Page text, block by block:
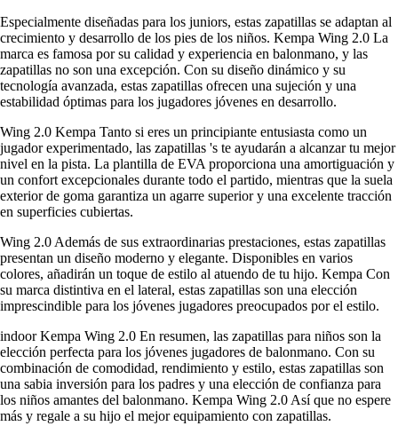
Especialmente diseñadas para los juniors, estas zapatillas se adaptan al
crecimiento y desarrollo de los pies de los niños. Kempa Wing 2.0 La
marca es famosa por su calidad y experiencia en balonmano, y las
zapatillas no son una excepción. Con su diseño dinámico y su
tecnología avanzada, estas zapatillas ofrecen una sujeción y una
estabilidad óptimas para los jugadores jóvenes en desarrollo.
Wing 2.0 Kempa Tanto si eres un principiante entusiasta como un
jugador experimentado, las zapatillas 's te ayudarán a alcanzar tu mejor
nivel en la pista. La plantilla de EVA proporciona una amortiguación y
un confort excepcionales durante todo el partido, mientras que la suela
exterior de goma garantiza un agarre superior y una excelente tracción
en superficies cubiertas.
Wing 2.0 Además de sus extraordinarias prestaciones, estas zapatillas
presentan un diseño moderno y elegante. Disponibles en varios
colores, añadirán un toque de estilo al atuendo de tu hijo. Kempa Con
su marca distintiva en el lateral, estas zapatillas son una elección
imprescindible para los jóvenes jugadores preocupados por el estilo.
indoor Kempa Wing 2.0 En resumen, las zapatillas para niños son la
elección perfecta para los jóvenes jugadores de balonmano. Con su
combinación de comodidad, rendimiento y estilo, estas zapatillas son
una sabia inversión para los padres y una elección de confianza para
los niños amantes del balonmano. Kempa Wing 2.0 Así que no espere
más y regale a su hijo el mejor equipamiento con zapatillas.